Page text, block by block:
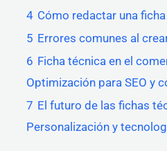
4 Cómo redactar una
5 Errores comunes al
6 Ficha técnica en el
Optimización para SEO y
7 El futuro de las fichas
Personalización y